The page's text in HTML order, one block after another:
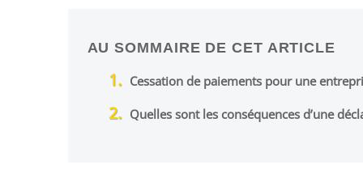
AU SOMMAIRE DE CET ARTICLE
Cessation de paiements pour une
Quelles sont les conséquences d’une